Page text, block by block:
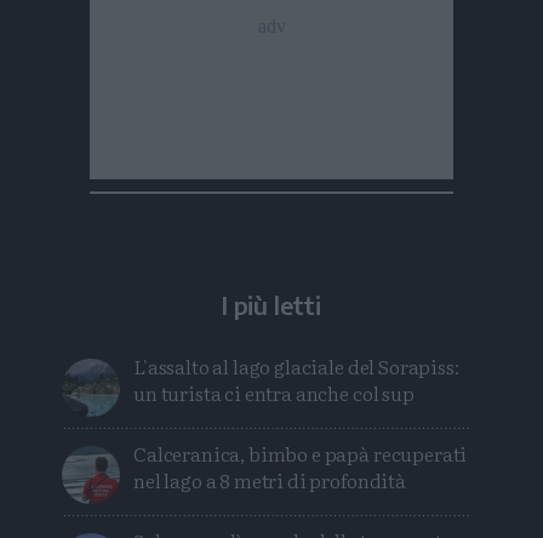
I più letti
L'assalto al lago glaciale del Sorapiss:
un turista ci entra anche col sup
Calceranica, bimbo e papà recuperati
nel lago a 8 metri di profondità